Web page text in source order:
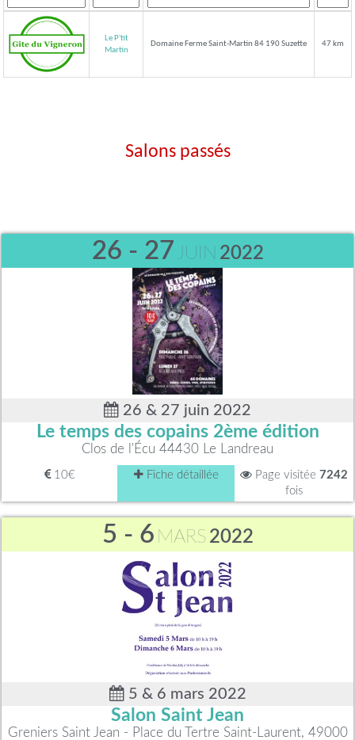
Le P'tit
Martin
Domaine Ferme Saint-Martin 84 190 Suzette 47 km
Salons passés
26 - 27 JUIN 2022
26 & 27 juin 2022
Le temps des copains 2ème édition
Clos de l'Écu 44430 Le Landreau
10€ Fiche détaillée Page visitée 7242
fois
5 - 6 MARS 2022
5 & 6 mars 2022
Salon Saint Jean
Greniers Saint Jean - Place du Tertre Saint-Laurent, 49000